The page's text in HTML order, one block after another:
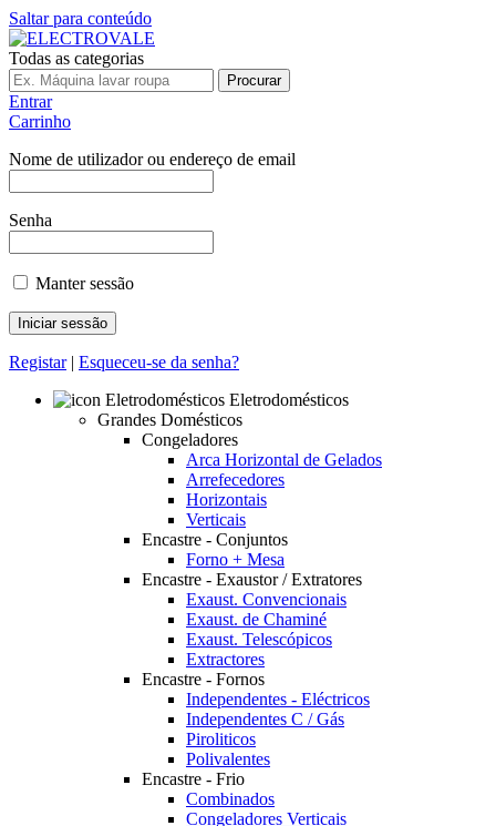
Saltar para conteúdo
Todas as categorias
Procurar
Entrar
Carrinho
Nome de utilizador ou endereço de email
Senha
Manter sessão
Registar| Esqueceu-se da senha?
Eletrodomésticos
Grandes Domésticos
Congeladores
Arca Horizontal de Gelados
Arrefecedores
Horizontais
Verticais
Encastre - Conjuntos
Forno + Mesa
Encastre - Exaustor / Extratores
Exaust. Convencionais
Exaust. de Chaminé
Exaust. Telescópicos
Extractores
Encastre - Fornos
Independentes - Eléctricos
Independentes C / Gás
Piroliticos
Polivalentes
Encastre - Frio
Combinados
Congeladores Verticais